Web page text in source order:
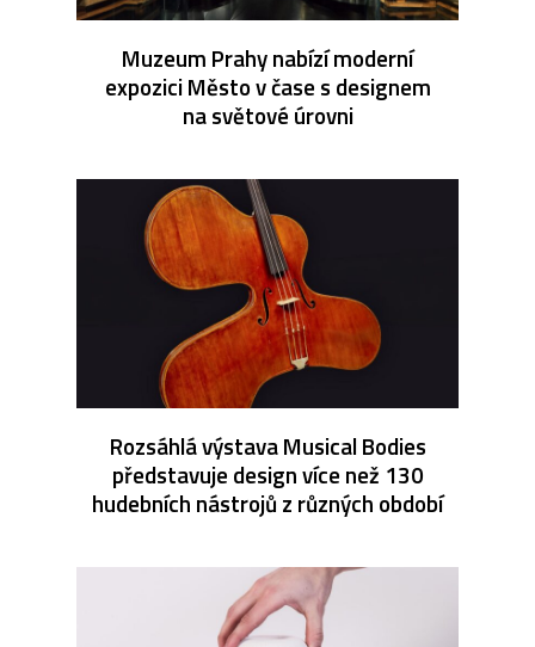
Muzeum Prahy nabízí moderní
expozici Město v čase s designem
na světové úrovni
Rozsáhlá výstava Musical Bodies
představuje design více než 130
hudebních nástrojů z různých období